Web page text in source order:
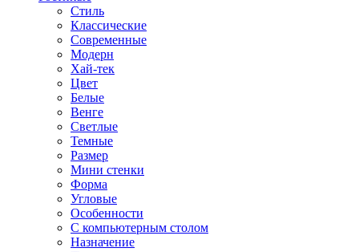
Стиль
Классические
Современные
Модерн
Хай-тек
Цвет
Белые
Венге
Светлые
Темные
Размер
Мини стенки
Форма
Угловые
Особенности
С компьютерным столом
Назначение